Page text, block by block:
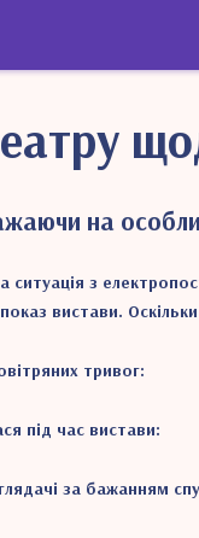
на
ситуація з
вистави.
тривог:
під час вистави:
за бажанням